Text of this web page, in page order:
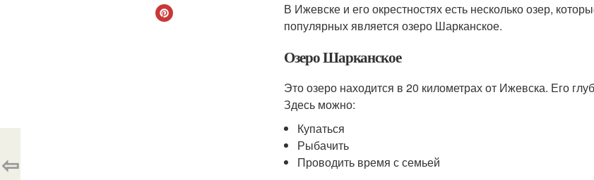
В Ижевске и его окрестностях есть несколько озер,
популярных является озеро Шарканское.
Озеро Шарканское
Это озеро находится в 20 километрах от Ижевска. Его
Здесь можно:
Купаться
Рыбачить
Проводить время с семьей
⇦